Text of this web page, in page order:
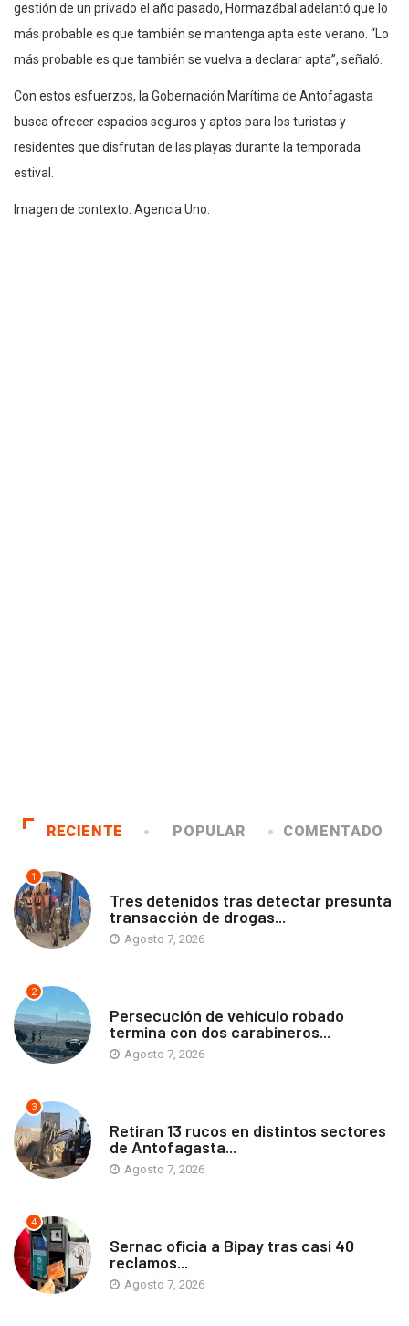
gestión de un privado el año pasado, Hormazábal adelantó que lo
más probable es que también se mantenga apta este verano. “Lo
más probable es que también se vuelva a declarar apta”, señaló.
Con estos esfuerzos, la Gobernación Marítima de Antofagasta
busca ofrecer espacios seguros y aptos para los turistas y
residentes que disfrutan de las playas durante la temporada
estival.
Imagen de contexto: Agencia Uno.
RECIENTE POPULAR COMENTADO
1
Tres detenidos tras detectar presunta
transacción de drogas...
Agosto 7, 2026
2
Persecución de vehículo robado
termina con dos carabineros...
Agosto 7, 2026
3
Retiran 13 rucos en distintos sectores
de Antofagasta...
Agosto 7, 2026
4
Sernac oficia a Bipay tras casi 40
reclamos...
Agosto 7, 2026